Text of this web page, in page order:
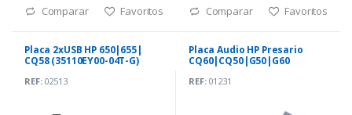
Comparar Favoritos Comparar Favoritos
Placa 2xUSB HP 650|655|
CQ58 (35110EY00-04T-G)
REF:02513
Placa Audio HP Presario
CQ60|CQ50|G50|G60
REF:01231